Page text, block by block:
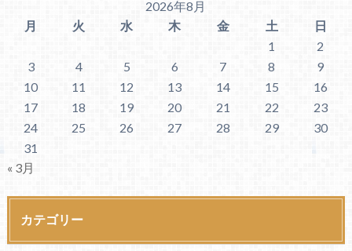
2026年8月
月
火 水 木 金 土
日
1
2
3
4 5 6 7 8
9
10
11 12 13 14 15
16
17
18 19 20 21 22
23
24
25 26 27 28 29
30
31
« 3月
カテゴリー